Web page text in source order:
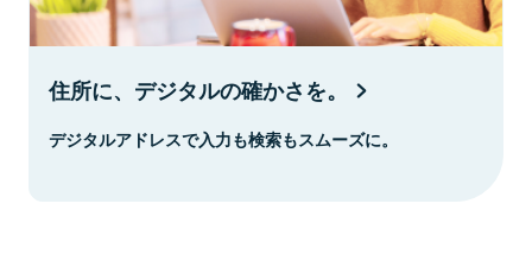
住所に、デジタルの確かさを。
デジタルアドレスで入力も検索もスムーズに。